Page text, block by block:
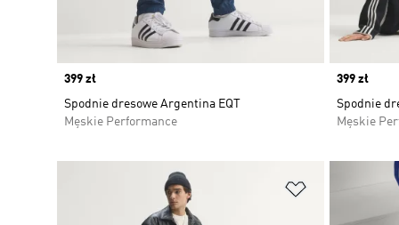
Price
399 zł
Spodnie dresowe Argentina EQT
Męskie Performance
Price
399 zł
Spodnie
Męskie
Dodaj do listy